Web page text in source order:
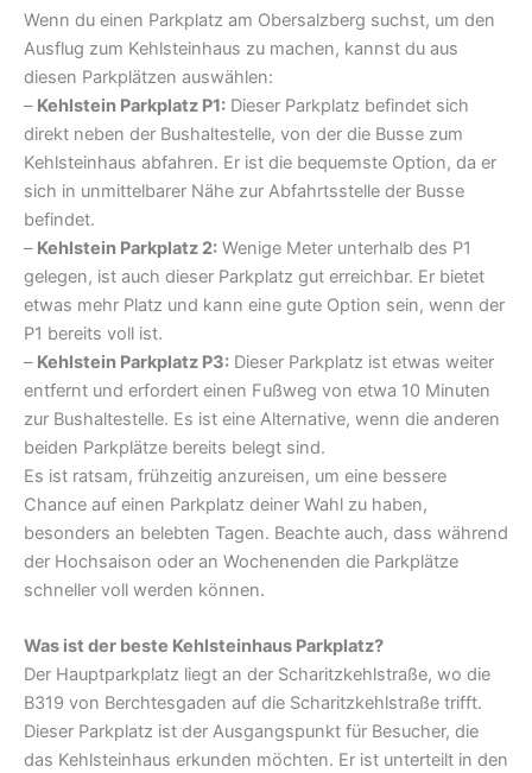
Wenn du einen Parkplatz am Obersalzberg suchst, um den
Ausflug zum Kehlsteinhaus zu machen, kannst du aus
diesen Parkplätzen auswählen:
– Kehlstein Parkplatz P1: Dieser Parkplatz befindet sich
direkt neben der Bushaltestelle, von der die Busse zum
Kehlsteinhaus abfahren. Er ist die bequemste Option, da er
sich in unmittelbarer Nähe zur Abfahrtsstelle der Busse
befindet.
– Kehlstein Parkplatz 2: Wenige Meter unterhalb des P1
gelegen, ist auch dieser Parkplatz gut erreichbar. Er bietet
etwas mehr Platz und kann eine gute Option sein, wenn der
P1 bereits voll ist.
– Kehlstein Parkplatz P3: Dieser Parkplatz ist etwas weiter
entfernt und erfordert einen Fußweg von etwa 10 Minuten
zur Bushaltestelle. Es ist eine Alternative, wenn die anderen
beiden Parkplätze bereits belegt sind.
Es ist ratsam, frühzeitig anzureisen, um eine bessere
Chance auf einen Parkplatz deiner Wahl zu haben,
besonders an belebten Tagen. Beachte auch, dass während
der Hochsaison oder an Wochenenden die Parkplätze
schneller voll werden können.
Was ist der beste Kehlsteinhaus Parkplatz?
Der Hauptparkplatz liegt an der Scharitzkehlstraße, wo die
B319 von Berchtesgaden auf die Scharitzkehlstraße trifft.
Dieser Parkplatz ist der Ausgangspunkt für Besucher, die
das Kehlsteinhaus erkunden möchten. Er ist unterteilt in den